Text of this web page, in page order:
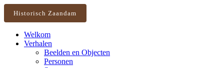
Historisch Zaandam
Welkom
Verhalen
Beelden en Objecten
Personen